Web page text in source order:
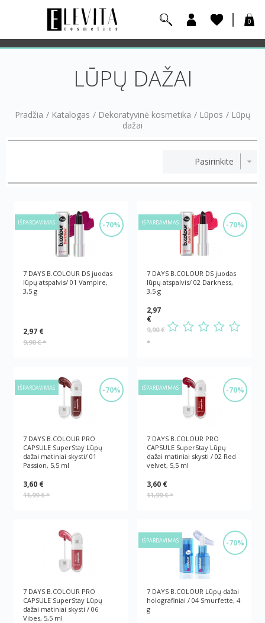
0
LŪPŲ DAŽAI
Pradžia / Katalogas / Dekoratyvinė kosmetika / Lūpos / Lūpų
dažai
-70%
IŠPARDAVIMAS
7 DAYS B.COLOUR DS juodas
lūpų atspalvis/ 01 Vampire,
3,5 g
2,97 €
9,90 €*
-70%
IŠPARDAVIMAS
7 DAYS B.COLOUR DS juodas
lūpų atspalvis/ 02 Darkness,
3,5 g
2,97
€
9,90 €
*
-70%
IŠPARDAVIMAS
7 DAYS B.COLOUR PRO
CAPSULE SuperStay Lūpų
dažai matiniai skysti/ 01
Passion, 5,5 ml
3,60 €
11,99 €*
-70%
IŠPARDAVIMAS
7 DAYS B.COLOUR PRO
CAPSULE SuperStay Lūpų
dažai matiniai skysti / 02 Red
velvet, 5,5 ml
3,60 €
11,99 €*
7 DAYS B.COLOUR PRO
CAPSULE SuperStay Lūpų
dažai matiniai skysti / 06
Vibes, 5,5 ml
-70%
IŠPARDAVIMAS
7 DAYS B.COLOUR Lūpų dažai
holografiniai / 04 Smurfette, 4
g